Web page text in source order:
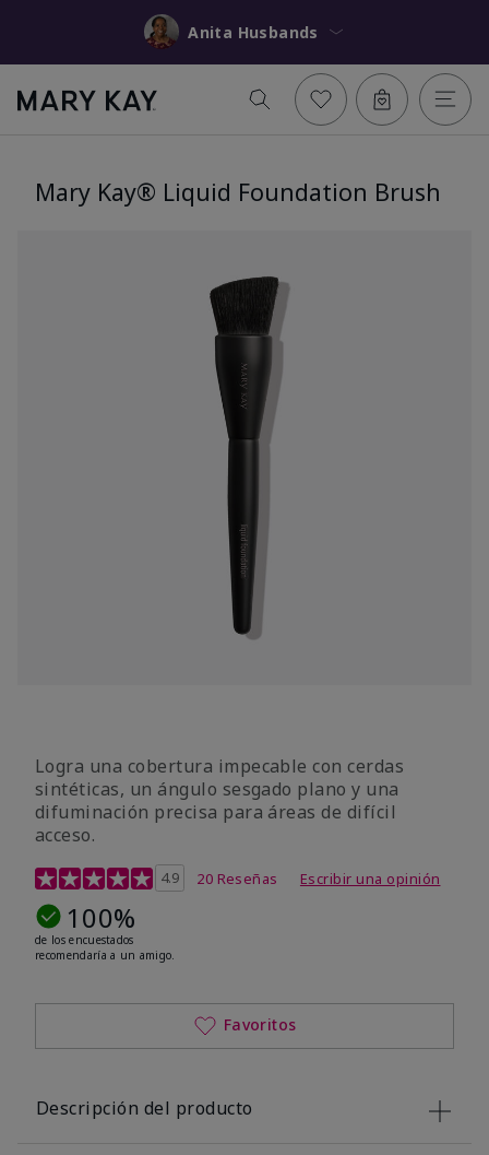
Anita Husbands
Mary Kay® Liquid Foundation Brush
Logra una cobertura impecable con cerdas
sintéticas, un ángulo sesgado plano y una
difuminación precisa para áreas de difícil
acceso.
Calificación de clientes de 4,8 de 5
4.9 20 Reseñas Escribir una opinión
100%
de los encuestados
recomendaría a un amigo.
Favoritos
Descripción del producto